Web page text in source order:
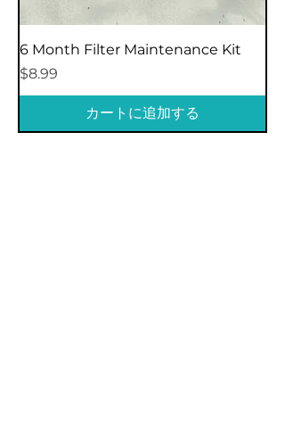
6 Month Filter Maintenance Kit
価格
$8.99
カートに追加する